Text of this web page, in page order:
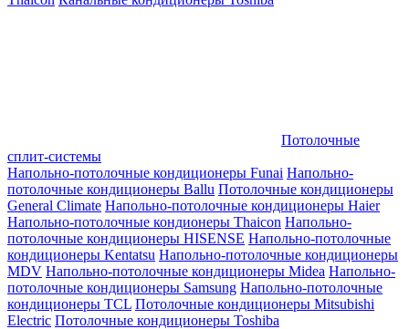
Потолочные
сплит-системы
Напольно-потолочные кондиционеры Funai Напольно-
потолочные кондиционеры Ballu Потолочные кондиционеры
General Climate Напольно-потолочные кондиционеры Haier
Напольно-потолочные кондионеры Thaicon Напольно-
потолочные кондиционеры HISENSE Напольно-потолочные
кондиционеры Kentatsu Напольно-потолочные кондиционеры
MDV Напольно-потолочные кондиционеры Midea Напольно-
потолочные кондиционеры Samsung Напольно-потолочные
кондиционеры TCL Потолочные кондиционеры Mitsubishi
Electric Потолочные кондиционеры Toshiba